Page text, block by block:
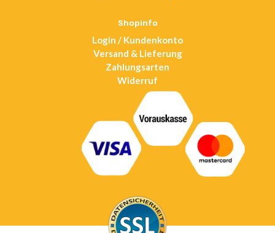
tab
Shopinfo
Login / Kundenkonto
Versand & Lieferung
Zahlungsarten
Widerruf